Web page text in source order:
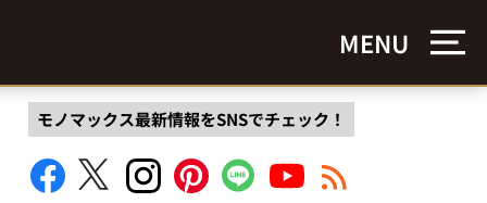
MENU
モノマックス最新情報をSNSでチェック！